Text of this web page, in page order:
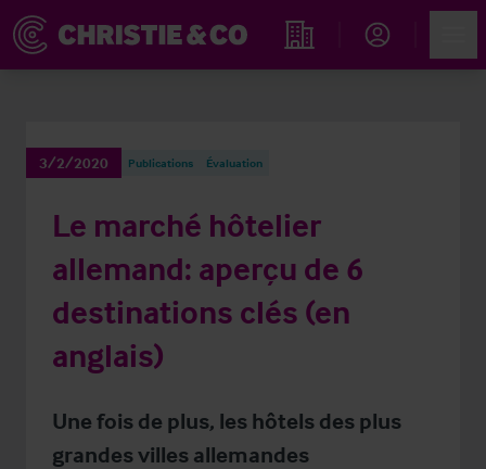
Rechercher un hôtel
3/2/2020 Publications Évaluation
Le marché hôtelier
allemand: aperçu de 6
destinations clés (en
anglais)
Une fois de plus, les hôtels des plus
grandes villes allemandes